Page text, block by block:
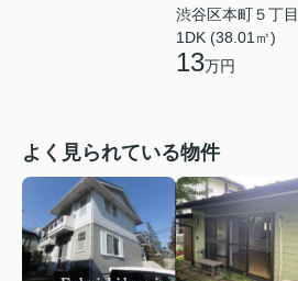
渋谷区本町５丁目
1DK (38.01㎡)
13万円
よく見られている物件